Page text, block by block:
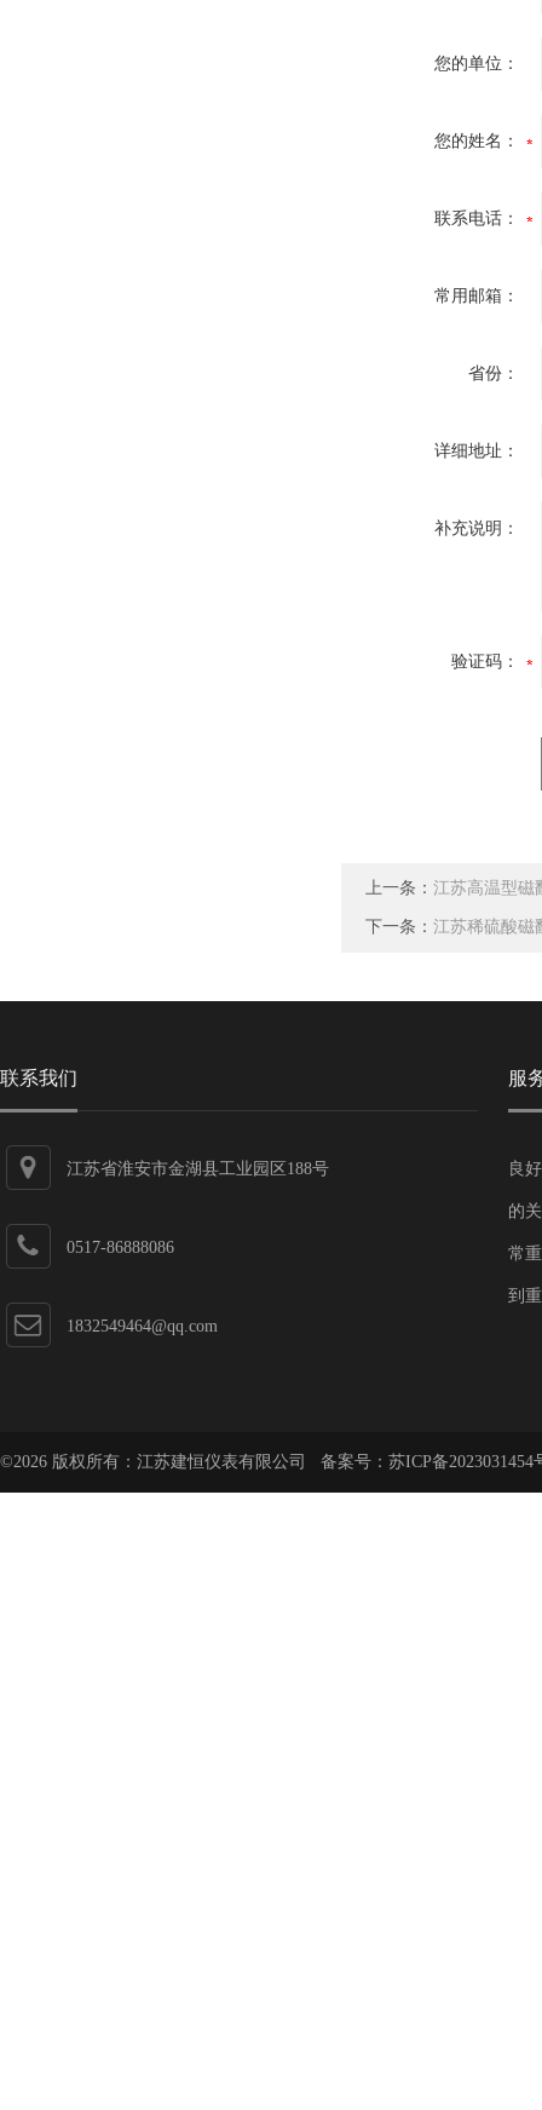
您的单位：
您的姓名：
联系电话：
常用邮箱：
省份：
详细地址：
补充说明：
验证码：
上一条： 江苏高温型磁
下一条： 江苏稀硫酸磁
联系我们
江苏省淮安市金湖县工业园区188号
0517-86888086
1832549464@qq.com
服
良
的
常
到
©2026 版权所有：江苏建恒仪表有限公司 备案号： 苏ICP备2023031454